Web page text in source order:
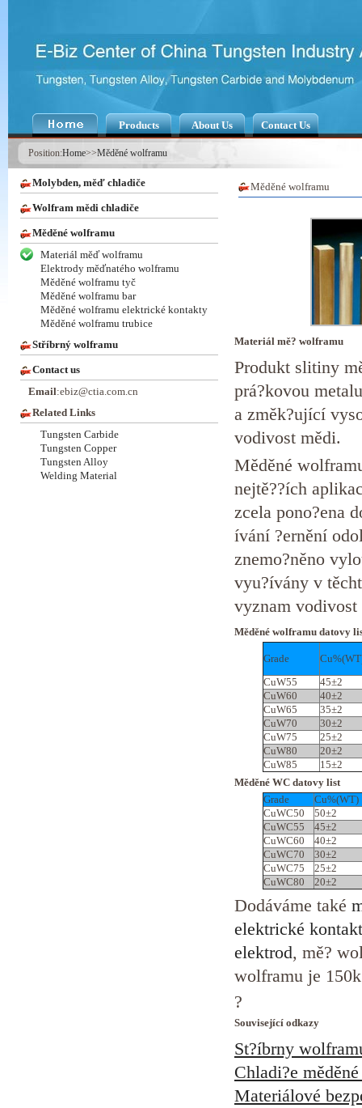
Products About Us Contact Us
Position:Home>>Měděné wolframu
Molybden, měď chladiče
Wolfram mědi chladiče
Měděné wolframu
Materiál měď wolframu
Elektrody měďnatého wolframu
Měděné wolframu tyč
Měděné wolframu bar
Měděné wolframu elektrické kontakty
Měděné wolframu trubice
Stříbrný wolframu
Contact us
Email:ebiz@ctia.com.cn
Related Links
Tungsten Carbide
Tungsten Copper
Tungsten Alloy
Welding Material
Měděné wolframu
Materiál mě? wolframu
Produkt slitiny
prá?kovou
a změk?ující
vodivost mědi.
Měděné
nejtě??ích
zcela pono?ena
ívání ?ernění
znemo?něno
vyu?ívány v
vyznam vodivost
Měděné wolframu datovy
Grade
CuW55
45±2
CuW60
40±2
CuW65
35±2
CuW70
30±2
CuW75
25±2
CuW80
20±2
CuW85
15±2
Měděné WC datovy list
Grade
Cu%(WT)
CuWC50
50±2
CuWC55
45±2
CuWC60
40±2
CuWC70
30±2
CuWC75
25±2
CuWC80
20±2
Dodáváme také
elektrické
elektrod, mě?
wolframu je
?
Související odkazy
St?íbrny
Chladi?e
Materiálové